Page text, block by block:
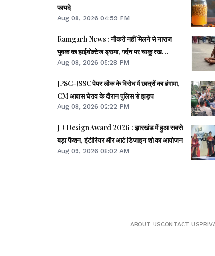
फायदे
Aug 08, 2026 04:59 PM
Ramgarh News : नौकरी नहीं मिलने से नाराज
युवक का हाईवोल्टेज ड्रामा, गर्दन पर चाकू रख
आत्महत्या की दी धमकी
Aug 08, 2026 05:28 PM
JPSC-JSSC पेपर लीक के विरोध में छात्रों का हंगामा,
CM आवास घेराव के दौरान पुलिस से झड़प
Aug 08, 2026 02:22 PM
JD Design Award 2026 : झारखंड में हुआ सबसे
बड़ा फैशन, इंटीरियर और आर्ट डिजाइन शो का आयोजन
Aug 09, 2026 08:02 AM
ABOUT USCONTACT US